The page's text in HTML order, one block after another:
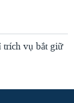
trích vụ bắt giữ